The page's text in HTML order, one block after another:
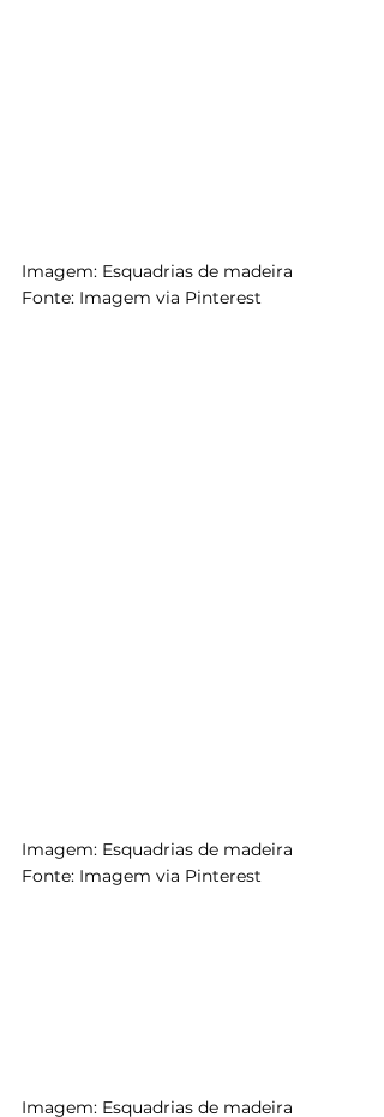
Imagem: Esquadrias de madeira
Fonte: Imagem via Pinterest
Imagem: Esquadrias de madeira
Fonte: Imagem via Pinterest
Imagem: Esquadrias de madeira